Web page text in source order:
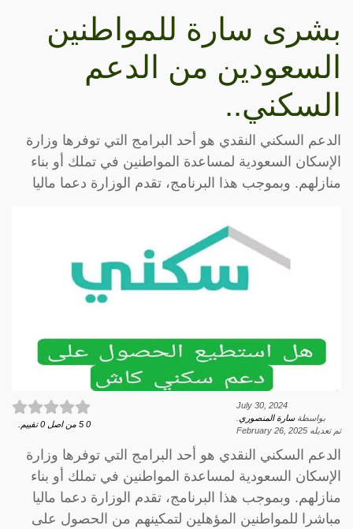
بشرى سارة للمواطنين
السعودين من الدعم
السكني..
الدعم السكني النقدي هو أحد البرامج التي توفرها وزارة
الإسكان السعودية لمساعدة المواطنين في تملك أو بناء
منازلهم. وبموجب هذا البرنامج، تقدم الوزارة دعما ماليا
July 30, 2024
بواسطةسارة المنصوري
تم تعديله February 26, 2025
0
5 من اصل 0 تقييم.
الدعم السكني النقدي هو أحد البرامج التي توفرها وزارة
الإسكان السعودية لمساعدة المواطنين في تملك أو بناء
منازلهم. وبموجب هذا البرنامج، تقدم الوزارة دعما ماليا
مباشرا للمواطنين المؤهلين لتمكينهم من الحصول على